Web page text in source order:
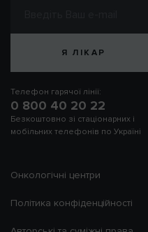
Я ЛІКАР
Телефон гарячої лінії:
0 800 40 20 22
Безкоштовно зі стаціонарних і
мобільних телефонів по Україні
Онкологічні центри
Політика конфіденційності